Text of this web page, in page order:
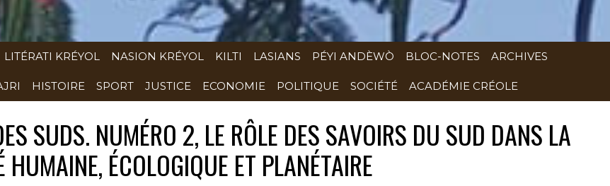
LITÉRATI KRÉYOL NASION KRÉYOL KILTI LASIANS PÉYI ANDÈWÒ BLOC-NOTES ARCHIVES
HISTOIRE SPORT JUSTICE ECONOMIE POLITIQUE SOCIÉTÉ ACADÉMIE CRÉOLE
SUDS. NUMÉRO 2, LE RÔLE DES SAVOIRS DU SUD DANS LA
HUMAINE, ÉCOLOGIQUE ET PLANÉTAIRE